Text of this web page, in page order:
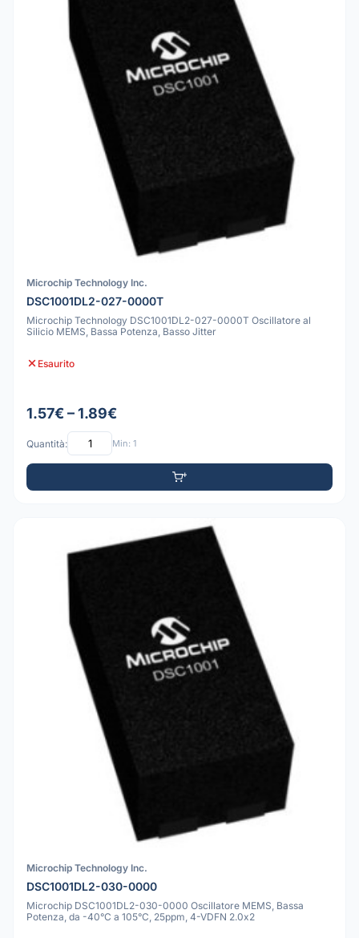
Microchip Technology Inc.
DSC1001DL2-027-0000T
Microchip Technology DSC1001DL2-027-0000T Oscillatore al
Silicio MEMS, Bassa Potenza, Basso Jitter
Esaurito
1.57€ – 1.89€
Quantità: Min: 1
Microchip Technology Inc.
DSC1001DL2-030-0000
Microchip DSC1001DL2-030-0000 Oscillatore MEMS, Bassa
Potenza, da -40°C a 105°C, 25ppm, 4-VDFN 2.0x2